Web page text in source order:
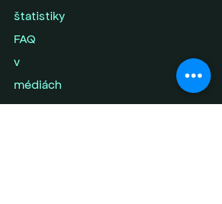
štatistiky
FAQ
v
médiách